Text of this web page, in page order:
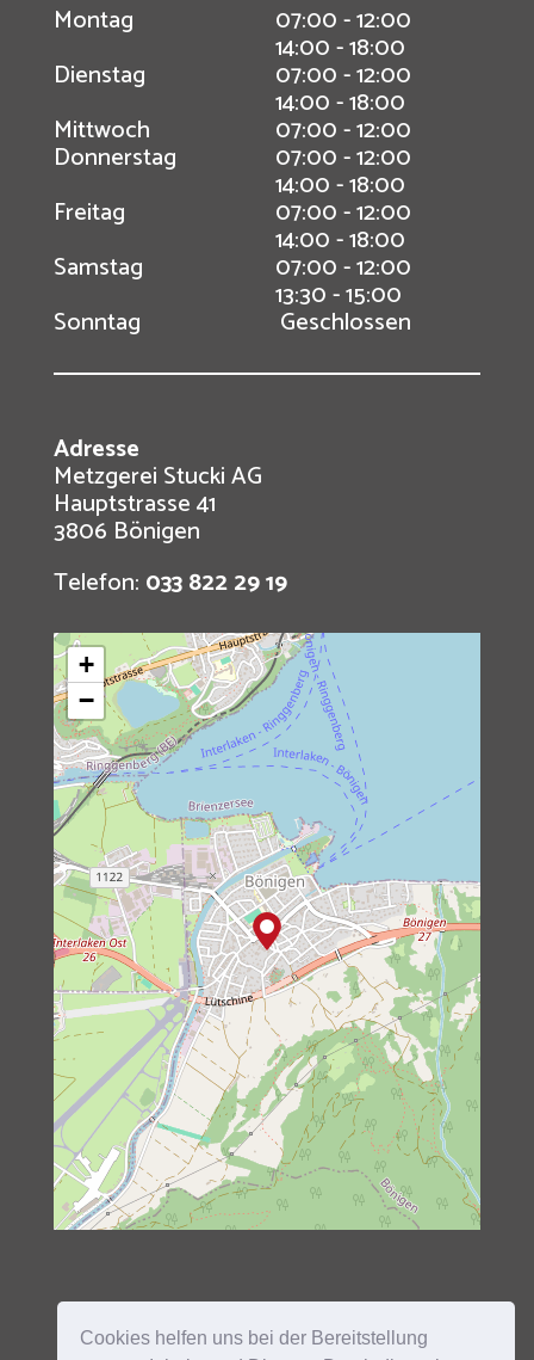
Cookies helfen uns bei der Bereitstellung
Montag 07:00 - 12:00
14:00 - 18:00
Dienstag 07:00 - 12:00
14:00 - 18:00
Mittwoch 07:00 - 12:00
Donnerstag 07:00 - 12:00
14:00 - 18:00
Freitag 07:00 - 12:00
14:00 - 18:00
Samstag 07:00 - 12:00
13:30 - 15:00
Sonntag Geschlossen
Adresse
Metzgerei Stucki AG
Hauptstrasse 41
3806 Bönigen
Telefon: 033 822 29 19
+
−